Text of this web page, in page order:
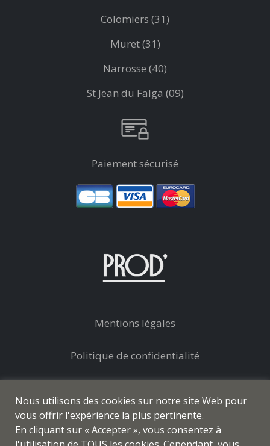
Colomiers (31)
Muret (31)
Narrosse (40)
St Jean du Falga (09)
Paiement sécurisé
Mentions légales
Politique de confidentialité
Nous utilisons des cookies sur notre site Web pour
vous offrir l'expérience la plus pertinente.
En cliquant sur « Accepter », vous consentez à